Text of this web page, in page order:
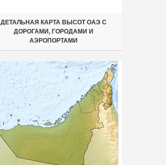
ДЕТАЛЬНАЯ КАРТА ВЫСОТ ОАЭ С
ДОРОГАМИ, ГОРОДАМИ И
АЭРОПОРТАМИ